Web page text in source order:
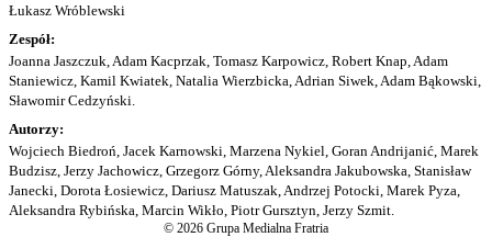
Łukasz Wróblewski
Zespół:
Joanna Jaszczuk, Adam Kacprzak, Tomasz Karpowicz, Robert Knap, Adam
Staniewicz, Kamil Kwiatek, Natalia Wierzbicka, Adrian Siwek, Adam Bąkowski,
Sławomir Cedzyński.
Autorzy:
Wojciech Biedroń, Jacek Karnowski, Marzena Nykiel, Goran Andrijanić, Marek
Budzisz, Jerzy Jachowicz, Grzegorz Górny, Aleksandra Jakubowska, Stanisław
Janecki, Dorota Łosiewicz, Dariusz Matuszak, Andrzej Potocki, Marek Pyza,
Aleksandra Rybińska, Marcin Wikło, Piotr Gursztyn, Jerzy Szmit.
© 2026 Grupa Medialna Fratria